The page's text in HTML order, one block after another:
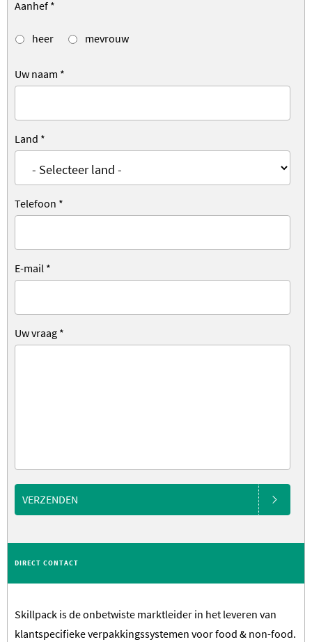
Aanhef *
heer mevrouw
Uw naam *
Land *
Telefoon *
E-mail *
Uw vraag *
VERZENDEN
DIRECT CONTACT
Skillpack is de onbetwiste marktleider in het leveren van
klantspecifieke verpakkingssystemen voor food & non-food.